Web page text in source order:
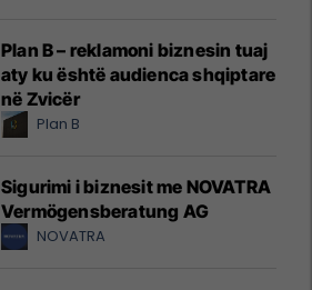
Plan B – reklamoni biznesin tuaj
aty ku është audienca shqiptare
në Zvicër
Plan B
Sigurimi i biznesit me NOVATRA
Vermögensberatung AG
NOVATRA